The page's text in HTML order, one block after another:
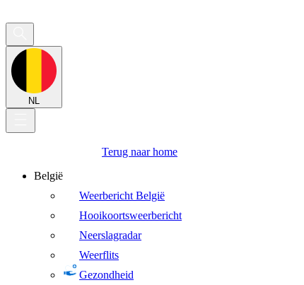
NL
Terug naar home
België
Weerbericht België
Hooikoortsweerbericht
Neerslagradar
Weerflits
Gezondheid